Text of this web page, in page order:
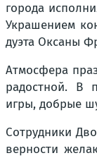
города
Украшением
дуэта Оксаны
Атмосфера
радостной. В
игры, добрые
Сотрудники
верности